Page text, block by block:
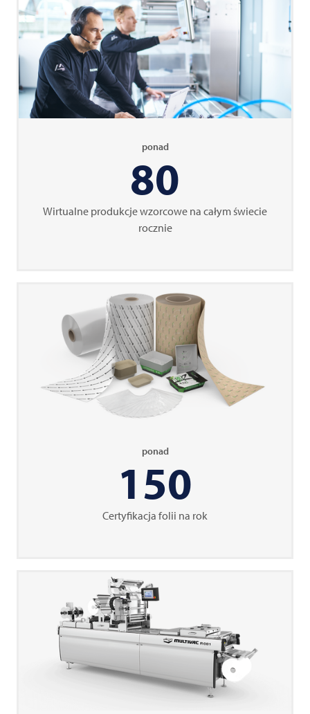
ponad
80
Wirtualne produkcje wzorcowe na całym świecie
rocznie
ponad
150
Certyfikacja folii na rok